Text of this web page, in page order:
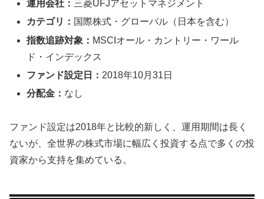
運用会社： 三菱UFJアセットマネジメント
カテゴリ： 国際株式・グローバル（日本を含む）
指数追跡対象： MSCIオール・カントリー・ワール
ド・インデックス
ファンド設定日： 2018年10月31日
分配金： なし
ファンド設定は2018年と比較的新しく、運用期間は長く
ないが、全世界の株式市場に幅広く投資する点で多くの投
資家から支持を集めている。